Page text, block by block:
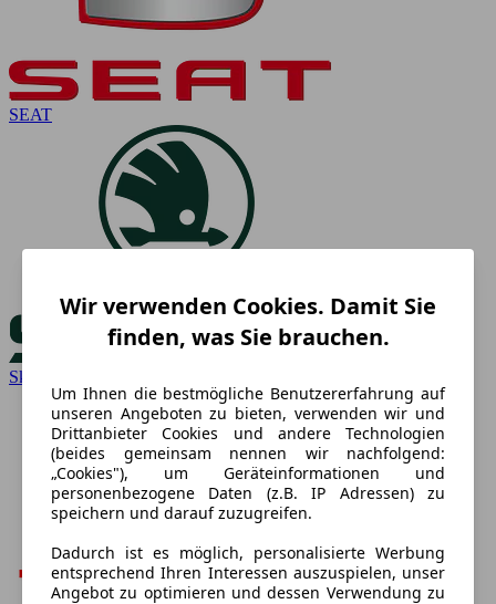
SEAT
Skoda
Wir verwenden Cookies. Damit Sie
finden, was Sie brauchen.
Um Ihnen die bestmögliche Benutzererfahrung auf
unseren Angeboten zu bieten, verwenden wir und
Drittanbieter Cookies und andere Technologien
(beides gemeinsam nennen wir nachfolgend:
„Cookies"), um Geräteinformationen und
personenbezogene Daten (z.B. IP Adressen) zu
speichern und darauf zuzugreifen.
Dadurch ist es möglich, personalisierte Werbung
entsprechend Ihren Interessen auszuspielen, unser
Angebot zu optimieren und dessen Verwendung zu